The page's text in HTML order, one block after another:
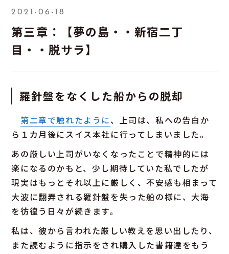
2021-06-18
第三章：【夢の島・・新宿二丁
目・・脱サラ】
羅針盤をなくした船からの脱却
第二章で触れたように、上司は、私への告白か
ら１カ月後にスイス本社に行ってしまいました。
あの厳しい上司がいなくなったことで精神的には
楽になるのかもと、少し期待していた私でしたが
現実はもっとそれ以上に厳しく、不安感も相まって
大波に翻弄される羅針盤を失った船の様に、大海
を彷徨う日々が続きます。
私は、彼から言われた厳しい教えを思い出したり、
また読むように指示をされ購入した書籍達をもう